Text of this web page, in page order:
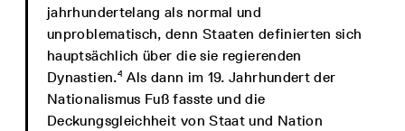
jahrhundertelang als normal und
unproblematisch, denn Staaten definierten sich
hauptsächlich über die sie regierenden
Dynastien.4 Als dann im 19. Jahrhundert der
Nationalismus Fuß fasste und die
Deckungsgleichheit von Staat und Nation